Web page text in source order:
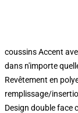
coussins Accent
dans n'importe
Revêtement en
remplissage/
Design double face